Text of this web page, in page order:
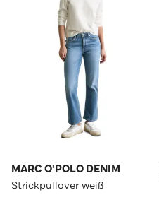
MARC O'POLO DENIM
Strickpullover weiß